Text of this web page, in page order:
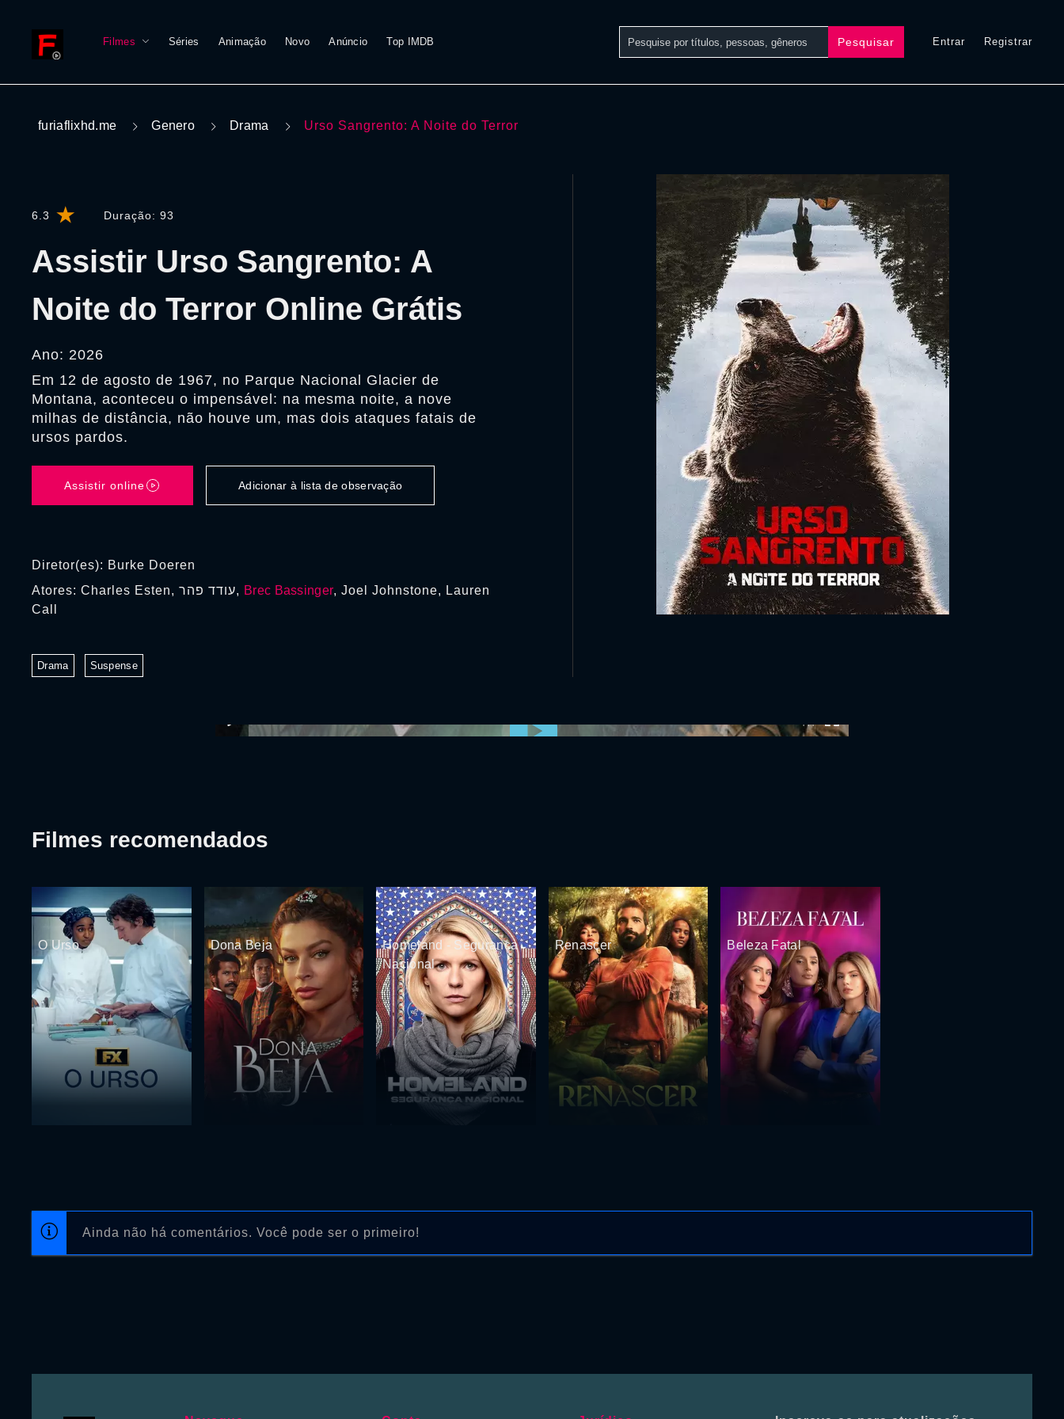
Filmes Séries Animação Novo Anúncio Top IMDB Pesquisar Entrar Registrar
furiaflixhd.me Genero Drama Urso Sangrento: A Noite do Terror
6.3 Duração: 93
Assistir Urso Sangrento: A
Noite do Terror Online Grátis
Ano: 2026
Em 12 de agosto de 1967, no Parque Nacional Glacier de
Montana, aconteceu o impensável: na mesma noite, a nove
milhas de distância, não houve um, mas dois ataques fatais de
ursos pardos.
Assistir online Adicionar à lista de observação
Diretor(es): Burke Doeren
Atores: Charles Esten, עודד פהר, Brec Bassinger, Joel Johnstone, Lauren
Call
Drama Suspense
Ainda não há comentários. Você pode ser o primeiro!
Filmes recomendados
O Urso Dona Beja
Homeland - Segurança
Nacional
Renascer Beleza Fatal